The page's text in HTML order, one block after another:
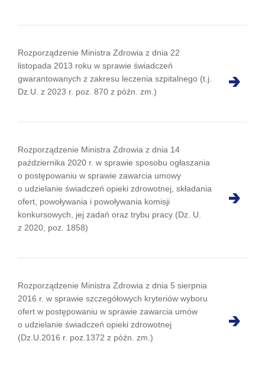
Rozporządzenie Ministra Zdrowia z dnia 22
listopada 2013 roku w sprawie świadczeń
gwarantowanych z zakresu leczenia szpitalnego (t.j.
Dz.U. z 2023 r. poz. 870 z późn. zm.)
Rozporządzenie Ministra Zdrowia z dnia 14
października 2020 r. w sprawie sposobu ogłaszania
o postępowaniu w sprawie zawarcia umowy
o udzielanie świadczeń opieki zdrowotnej, składania
ofert, powoływania i powoływania komisji
konkursowych, jej zadań oraz trybu pracy (Dz. U.
z 2020, poz. 1858)
Rozporządzenie Ministra Zdrowia z dnia 5 sierpnia
2016 r. w sprawie szczegółowych kryteriów wyboru
ofert w postępowaniu w sprawie zawarcia umów
o udzielanie świadczeń opieki zdrowotnej
(Dz.U.2016 r. poz.1372 z późn. zm.)